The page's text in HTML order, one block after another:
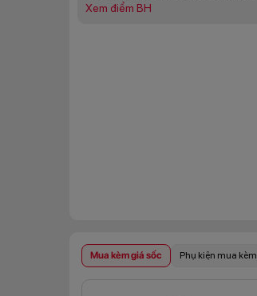
Xem điểm BH
Mua kèm giá sốc Phụ kiện mua kèm